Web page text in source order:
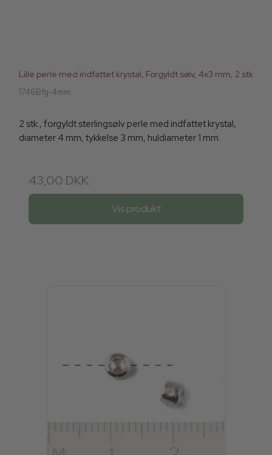
Lille perle med indfattet krystal, Forgyldt sølv, 4x3 mm, 2 stk
1746Bfg-4mm
2 stk., forgyldt sterlingsølv perle med indfattet krystal,
diameter 4 mm, tykkelse 3 mm, huldiameter 1 mm.
43,00 DKK
Vis produkt